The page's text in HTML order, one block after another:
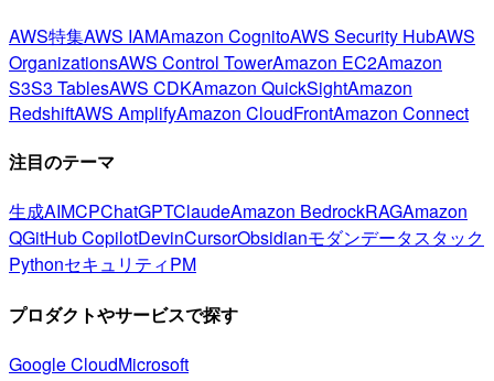
AWS特集AWS IAMAmazon CognitoAWS Security HubAWS
OrganizationsAWS Control TowerAmazon EC2Amazon
S3S3 TablesAWS CDKAmazon QuickSightAmazon
RedshiftAWS AmplifyAmazon CloudFrontAmazon Connect
注目のテーマ
生成AIMCPChatGPTClaudeAmazon BedrockRAGAmazon
QGitHub CopilotDevinCursorObsidianモダンデータスタック
PythonセキュリティPM
プロダクトやサービスで探す
Google CloudMicrosoft